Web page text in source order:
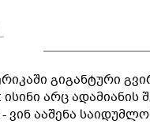
გიგანტური
არც ადამიანის
- ვინ ააშენა